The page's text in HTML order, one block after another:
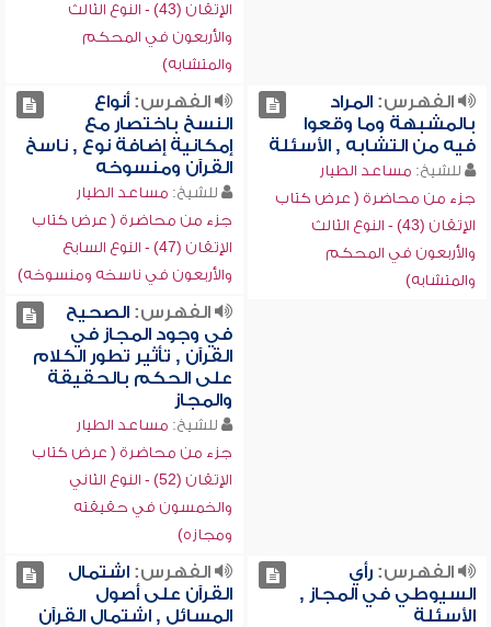
الإتقان (43) - النوع الثالث
والأربعون في المحكم
والمتشابه)
الفهرس:المراد
بالمشبهة وما وقعوا
فيه من التشابه , الأسئلة
للشيخ: مساعد الطيار
جزء من محاضرة ( عرض كتاب
الإتقان (43) - النوع الثالث
والأربعون في المحكم
والمتشابه)
الفهرس:أنواع
النسخ باختصار مع
إمكانية إضافة نوع , ناسخ
القرآن ومنسوخه
للشيخ: مساعد الطيار
جزء من محاضرة ( عرض كتاب
الإتقان (47) - النوع السابع
والأربعون في ناسخه ومنسوخه)
الفهرس:الصحيح
في وجود المجاز في
القرآن , تأثير تطور الكلام
على الحكم بالحقيقة
والمجاز
للشيخ: مساعد الطيار
جزء من محاضرة ( عرض كتاب
الإتقان (52) - النوع الثاني
والخمسون في حقيقته
ومجازه)
الفهرس:رأي
السيوطي في المجاز ,
الأسئلة
الفهرس:اشتمال
القرآن على أصول
المسائل , اشتمال القرآن